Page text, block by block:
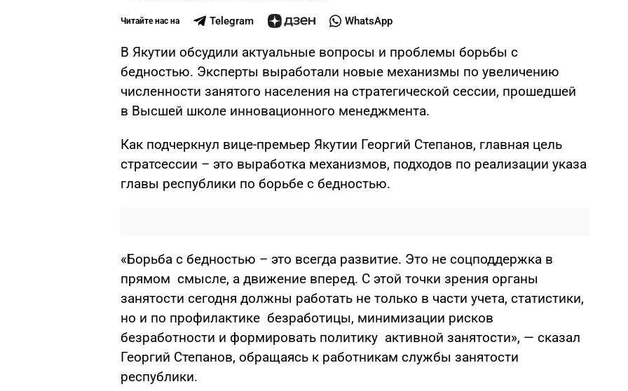
Читайте нас на Telegram WhatsApp
В Якутии обсудили актуальные вопросы и проблемы борьбы с
бедностью. Эксперты выработали новые механизмы по увеличению
численности занятого населения на стратегической сессии, прошедшей
в Высшей школе инновационного менеджмента.
Как подчеркнул вице-премьер Якутии Георгий Степанов, главная цель
стратсессии – это выработка механизмов, подходов по реализации указа
главы республики по борьбе с бедностью.
«Борьба с бедностью – это всегда развитие. Это не соцподдержка в
прямом смысле, а движение вперед. С этой точки зрения органы
занятости сегодня должны работать не только в части учета, статистики,
но и по профилактике безработицы, минимизации рисков
безработности и формировать политику активной занятости», — сказал
Георгий Степанов, обращаясь к работникам службы занятости
республики.